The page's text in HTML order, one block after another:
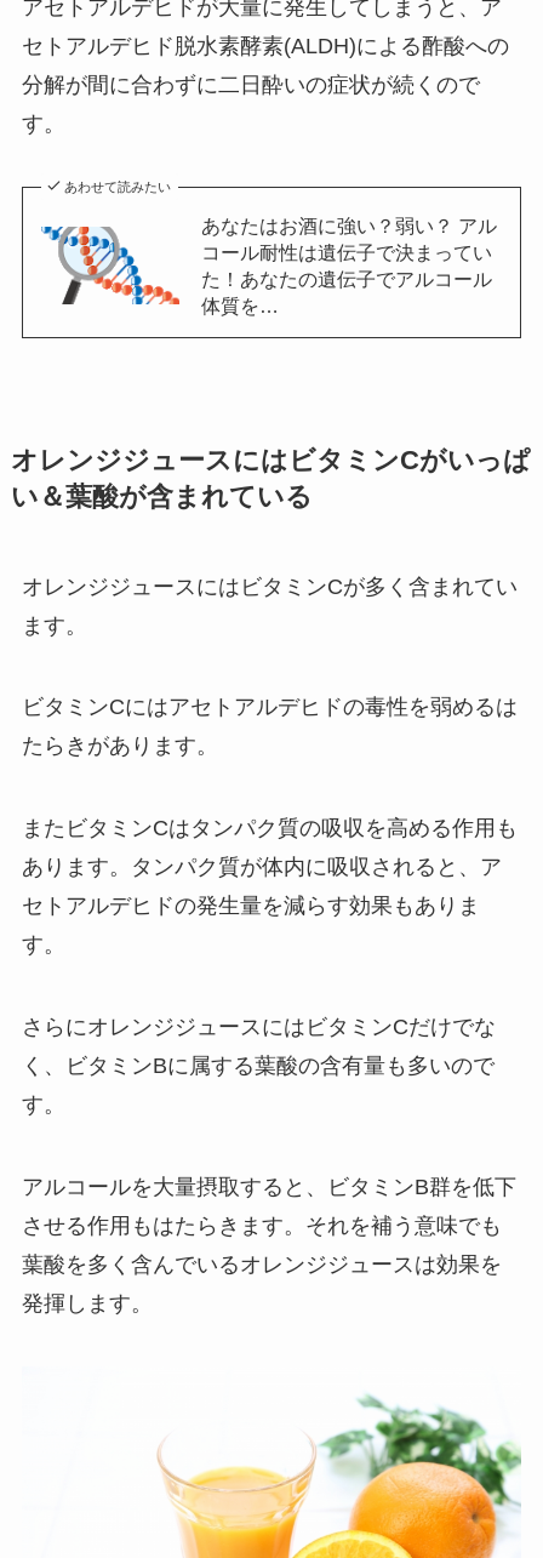
アセトアルデヒドが大量に発生してしまうと、ア
セトアルデヒド脱水素酵素(ALDH)による酢酸への
分解が間に合わずに二日酔いの症状が続くので
す。
あわせて読みたい
あなたはお酒に強い？弱い？ アル
コール耐性は遺伝子で決まってい
た！あなたの遺伝子でアルコール
体質を…
オレンジジュースにはビタミンCがいっぱ
い＆葉酸が含まれている
オレンジジュースにはビタミンCが多く含まれてい
ます。
ビタミンCにはアセトアルデヒドの毒性を弱めるは
たらきがあります。
またビタミンCはタンパク質の吸収を高める作用も
あります。タンパク質が体内に吸収されると、ア
セトアルデヒドの発生量を減らす効果もありま
す。
さらにオレンジジュースにはビタミンCだけでな
く、ビタミンBに属する葉酸の含有量も多いので
す。
アルコールを大量摂取すると、ビタミンB群を低下
させる作用もはたらきます。それを補う意味でも
葉酸を多く含んでいるオレンジジュースは効果を
発揮します。